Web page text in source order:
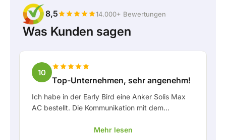
8,5 14.000+ Bewertungen
Was Kunden sagen
10
Top-Unternehmen, sehr angenehm!
Ich habe in der Early Bird eine Anker Solis Max
AC bestellt. Die Kommunikation mit dem
Kunde sehr angenehm. Rico hat mich stets gut
Mehr lesen